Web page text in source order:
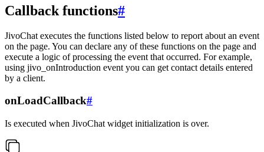
Callback functions#
JivoChat executes the functions listed below to report about an event
on the page. You can declare any of these functions on the page and
execute a logic of processing the event that occurred. For example,
using jivo_onIntroduction event you can get contact details entered
by a client.
onLoadCallback#
Is executed when JivoChat widget initialization is over.